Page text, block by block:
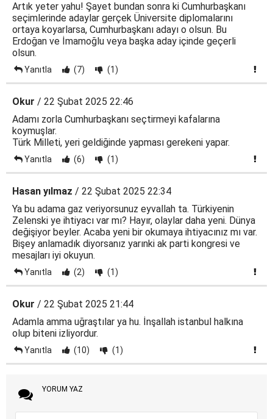
Artık yeter yahu! Şayet bundan sonra ki Cumhurbaşkanı
seçimlerinde adaylar gerçek Üniversite diplomalarını
ortaya koyarlarsa, Cumhurbaşkanı adayı o olsun. Bu
Erdoğan ve İmamoğlu veya başka aday içinde geçerli
olsun.
Yanıtla (7) (1)
Okur / 22 Şubat 2025 22:46
Adamı zorla Cumhurbaşkanı seçtirmeyi kafalarına
koymuşlar.
Türk Milleti, yeri geldiğinde yapması gerekeni yapar.
Yanıtla (6) (1)
Hasan yılmaz / 22 Şubat 2025 22:34
Ya bu adama gaz veriyorsunuz eyvallah ta. Türkiyenin
Zelenski ye ihtiyacı var mı? Hayır, olaylar daha yeni. Dünya
değişiyor beyler. Acaba yeni bir okumaya ihtiyacınız mı var.
Bişey anlamadık diyorsanız yarınki ak parti kongresi ve
mesajları iyi okuyun.
Yanıtla (2) (1)
Okur / 22 Şubat 2025 21:44
Adamla amma uğraştılar ya hu. İnşallah istanbul halkına
olup biteni izliyordur.
Yanıtla (10) (1)
YORUM YAZ